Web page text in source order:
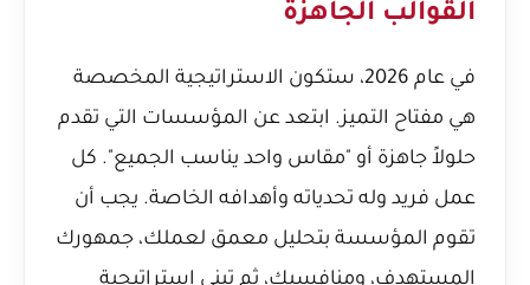
القوالب الجاهزة
في عام 2026، ستكون الاستراتيجية المخصصة
هي مفتاح التميز. ابتعد عن المؤسسات التي تقدم
حلولاً جاهزة أو "مقاس واحد يناسب الجميع". كل
عمل فريد وله تحدياته وأهدافه الخاصة. يجب أن
تقوم المؤسسة بتحليل معمق لعملك، جمهورك